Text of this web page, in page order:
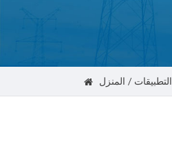
المنزل التطبيقات